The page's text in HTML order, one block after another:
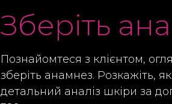
Зберіть
Познайомтеся з клієнтом,
зберіть анамнез. Розкажіть,
детальний аналіз шкіри за